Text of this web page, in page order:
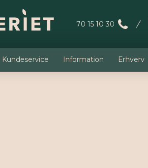
70 15 10 30
Kundeservice Information Erhverv